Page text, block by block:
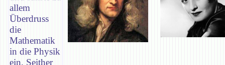
allem
Überdruss
die
Mathematik
in die Physik
ein. Seither